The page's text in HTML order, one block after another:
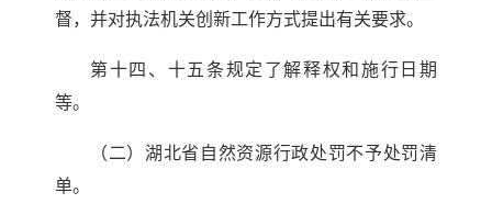
督，并对执法机关创新工作方式提出有关要求。
第十四、十五条规定了解释权和施行日期
等。
（二）湖北省自然资源行政处罚不予处罚清
单。